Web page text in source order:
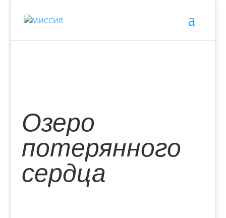
Озеро
потерянного
сердца